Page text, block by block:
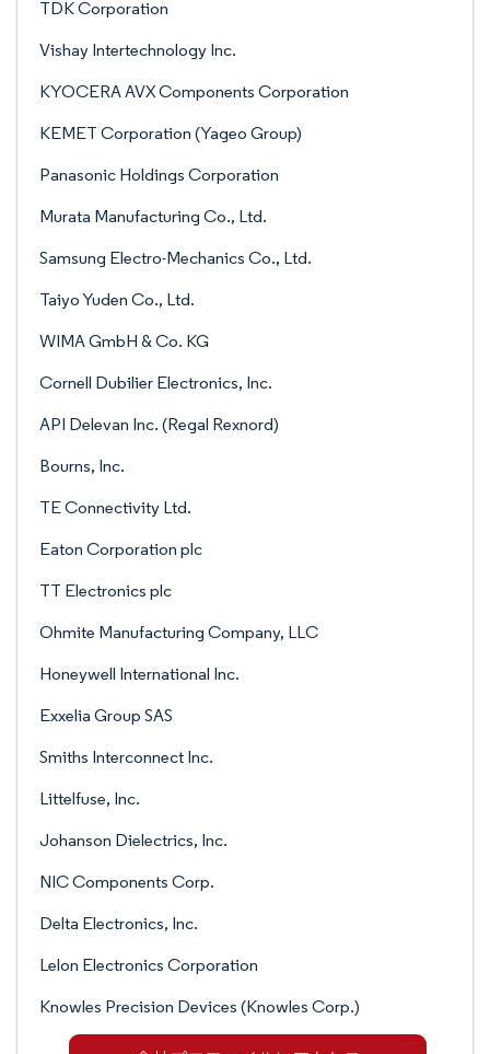
TDK Corporation
Vishay Intertechnology Inc.
KYOCERA AVX Components Corporation
KEMET Corporation (Yageo Group)
Panasonic Holdings Corporation
Murata Manufacturing Co., Ltd.
Samsung Electro-Mechanics Co., Ltd.
Taiyo Yuden Co., Ltd.
WIMA GmbH & Co. KG
Cornell Dubilier Electronics, Inc.
API Delevan Inc. (Regal Rexnord)
Bourns, Inc.
TE Connectivity Ltd.
Eaton Corporation plc
TT Electronics plc
Ohmite Manufacturing Company, LLC
Honeywell International Inc.
Exxelia Group SAS
Smiths Interconnect Inc.
Littelfuse, Inc.
Johanson Dielectrics, Inc.
NIC Components Corp.
Delta Electronics, Inc.
Lelon Electronics Corporation
Knowles Precision Devices (Knowles Corp.)